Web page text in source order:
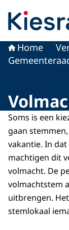
Home
Soms is een
gaan
vakantie. In
machtigen dit
volmacht. De
volmachtstem
uitbrengen.
stemlokaal